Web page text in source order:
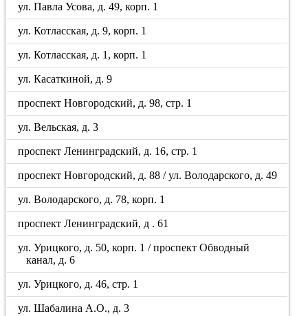
ул. Павла Усова, д. 49, корп. 1
ул. Котласская, д. 9, корп. 1
ул. Котласская, д. 1, корп. 1
ул. Касаткиной, д. 9
проспект Новгородский, д. 98, стр. 1
ул. Вельская, д. 3
проспект Ленинградский, д. 16, стр. 1
проспект Новгородский, д. 88 / ул. Володарского, д. 49
ул. Володарского, д. 78, корп. 1
проспект Ленинградский, д . 61
ул. Урицкого, д. 50, корп. 1 / проспект Обводный
канал, д. 6
ул. Урицкого, д. 46, стр. 1
ул. Шабалина А.О., д. 3